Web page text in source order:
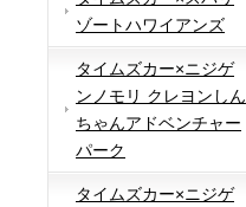
ゾートハワイアンズ
タイムズカー×ニジゲ
ンノモリ クレヨンしん
ちゃんアドベンチャー
パーク
タイムズカー×ニジゲ